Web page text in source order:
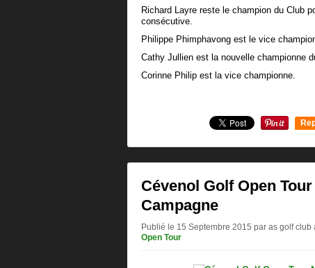
Richard Layre reste le champion du Club
consécutive.
Philippe Phimphavong est le vice
Cathy Jullien est la nouvelle championne
Corinne Philip est la vice championne.
Cévenol Golf Open
Campagne
Publié le 15 Septembre 2015 par as golf club
Open Tour